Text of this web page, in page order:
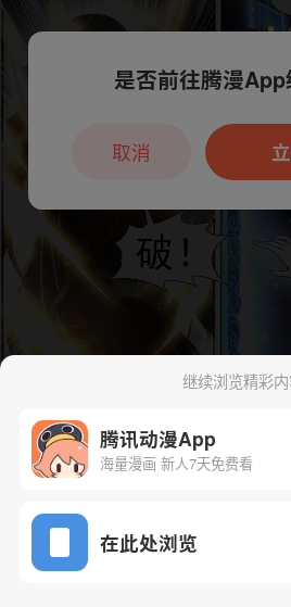
下一话 腾漫
继续浏览精彩
腾讯动漫App
海量漫画 新人7天免费看
在此处浏览
本章节仅支持App阅读，
户7天免费看
是否前往腾漫
取消